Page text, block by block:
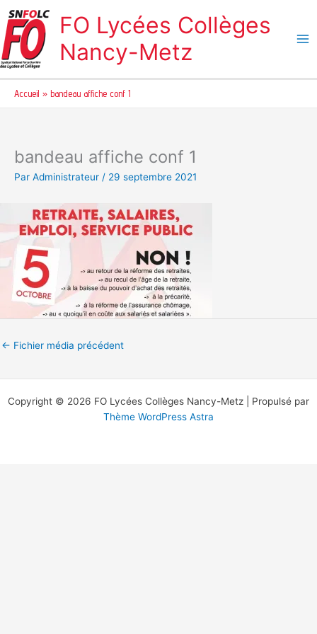
au
contenu
FO Lycées Collèges
Nancy-Metz
Accueil bandeau affiche conf 1
bandeau affiche conf 1
Par Administrateur / 29 septembre 2021
← Fichier média précédent
Copyright © 2026 FO Lycées Collèges Nancy-Metz | Propulsé par
Thème WordPress Astra